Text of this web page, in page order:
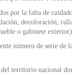
por la falta de
decoloración,
o gabinete exterior)
número de serie de
del territorio nacional